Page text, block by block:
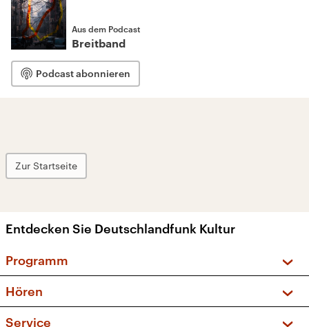
Aus dem Podcast
Breitband
Podcast abonnieren
Zur Startseite
Entdecken Sie Deutschlandfunk Kultur
Programm
Sendungen und Podcasts
Hören
Service